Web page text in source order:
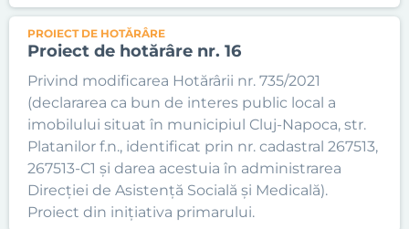
PROIECT DE HOTĂRÂRE
Proiect de hotărâre nr. 16
Privind modificarea Hotărârii nr. 735/2021
(declararea ca bun de interes public local a
imobilului situat în municipiul Cluj-Napoca, str.
Platanilor f.n., identificat prin nr. cadastral 267513,
267513-C1 și darea acestuia în administrarea
Direcției de Asistență Socială și Medicală).
Proiect din inițiativa primarului.